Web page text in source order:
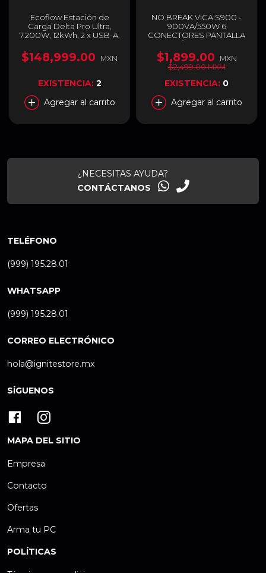
Ecoflow Estación de
Carga Delta Pro Ultra,
7.200W, 12kWh, 2 x USB-A,
EFDPU2BP
$148,999.00 MXN
EXISTENCIA: 2
Agregar al carrito
NO BREAK VICA S900 -
900VA/550W 6
CONECTORES PANTALLA
LCD / S900 - VICA
$1,899.00
MXN
$2,499.00 MXM
EXISTENCIA: 0
Agregar al carrito
¿NECESITAS AYUDA?
CONTÁCTANOS
TELÉFONO
(999) 195.28.01
WHATSAPP
(999) 195.28.01
CORREO ELECTRÓNICO
hola@ignitestore.mx
SÍGUENOS
MAPA DEL SITIO
Empresa
Contacto
Ofertas
Arma tu PC
POLÍTICAS